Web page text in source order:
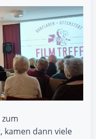
kamen dann viele